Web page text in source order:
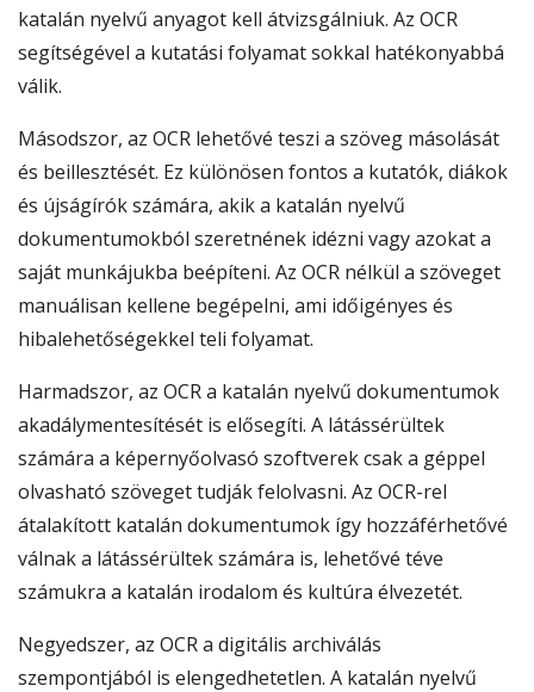
katalán nyelvű anyagot kell átvizsgálniuk. Az OCR
segítségével a kutatási folyamat sokkal hatékonyabbá
válik.
Másodszor, az OCR lehetővé teszi a szöveg másolását
és beillesztését. Ez különösen fontos a kutatók, diákok
és újságírók számára, akik a katalán nyelvű
dokumentumokból szeretnének idézni vagy azokat a
saját munkájukba beépíteni. Az OCR nélkül a szöveget
manuálisan kellene begépelni, ami időigényes és
hibalehetőségekkel teli folyamat.
Harmadszor, az OCR a katalán nyelvű dokumentumok
akadálymentesítését is elősegíti. A látássérültek
számára a képernyőolvasó szoftverek csak a géppel
olvasható szöveget tudják felolvasni. Az OCR-rel
átalakított katalán dokumentumok így hozzáférhetővé
válnak a látássérültek számára is, lehetővé téve
számukra a katalán irodalom és kultúra élvezetét.
Negyedszer, az OCR a digitális archiválás
szempontjából is elengedhetetlen. A katalán nyelvű